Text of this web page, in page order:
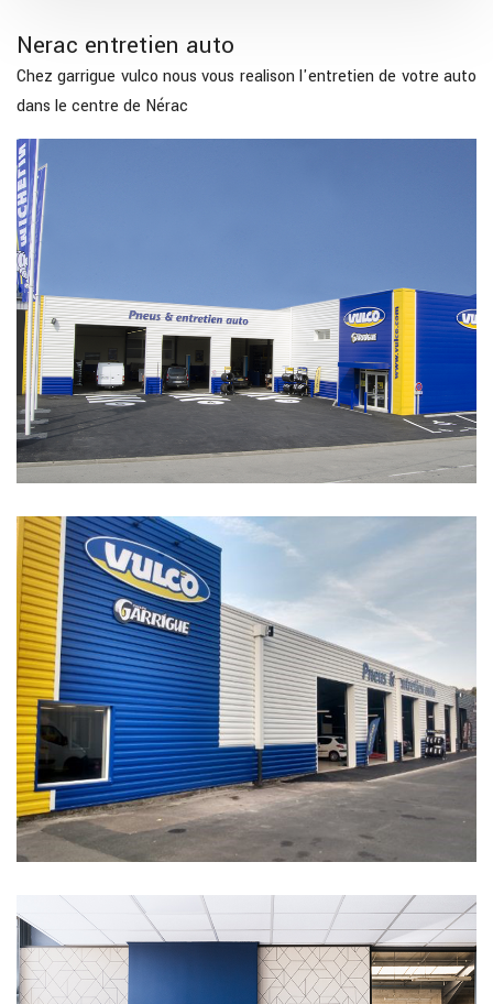
Nerac entretien auto
Chez garrigue vulco nous vous realison l'entretien de votre auto
dans le centre de Nérac